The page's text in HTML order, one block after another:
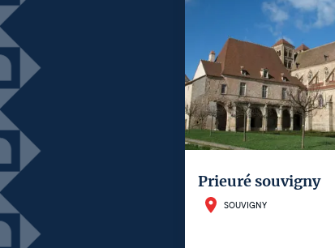
Prieuré souvigny
SOUVIGNY